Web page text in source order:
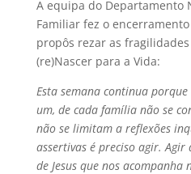
A equipa do Departamento
Familiar fez o
propôs rezar as
(re)Nascer para a Vida:
Esta semana continua
um, de cada família não se
não se limitam a reflexões
assertivas é preciso agir. Agir
de Jesus que nos